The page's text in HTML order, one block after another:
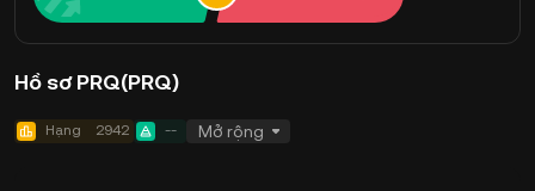
Hồ sơ PRQ(PRQ)
Hạng 2942 -- Mở rộng